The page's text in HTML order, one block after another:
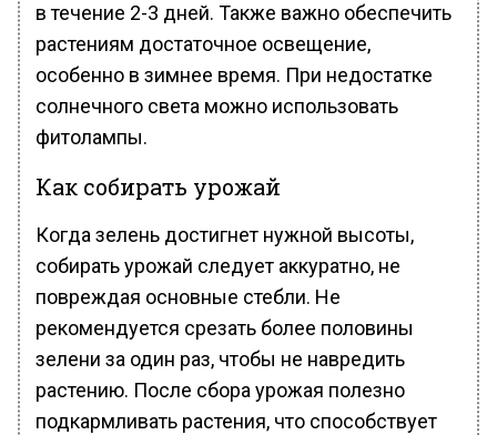
в течение 2-3 дней. Также важно обеспечить
растениям достаточное освещение,
особенно в зимнее время. При недостатке
солнечного света можно использовать
фитолампы.
Как собирать урожай
Когда зелень достигнет нужной высоты,
собирать урожай следует аккуратно, не
повреждая основные стебли. Не
рекомендуется срезать более половины
зелени за один раз, чтобы не навредить
растению. После сбора урожая полезно
подкармливать растения, что способствует